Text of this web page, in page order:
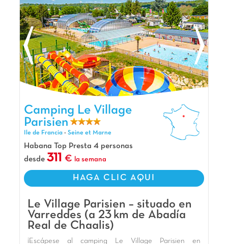
Camping Le Village Parisien, Camping Ile de Francia
Camping Le Village
Parisien
Ile de Francia - Seine et Marne
Habana Top Presta 4 personas
desde 311 la semana
HAGA CLIC AQUI
Le Village Parisien – situado en
Varreddes (a 23 km de Abadía
Real de Chaalis)
¡Escápese al camping Le Village Parisien en